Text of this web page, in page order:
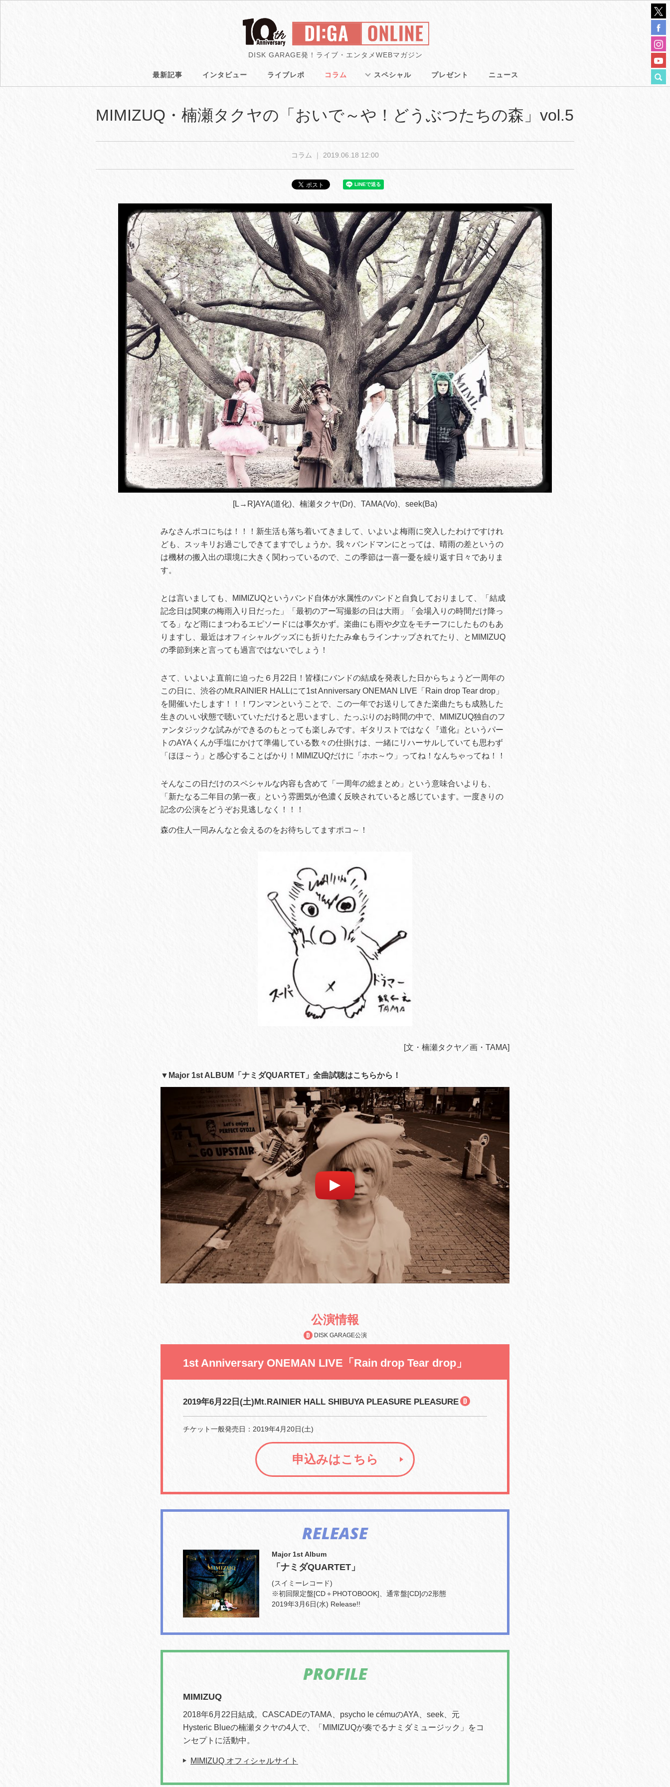
DISK GARAGE発！ライブ・エンタメWEBマガジン
最新記事 インタビュー ライブレポ コラム スペシャル プレゼント ニュース
MIMIZUQ・楠瀬タクヤの「おいで～や！どうぶつたちの森」vol.5
コラム ｜ 2019.06.18 12:00
[L→R]AYA(道化)、楠瀬タクヤ(Dr)、TAMA(Vo)、seek(Ba)
みなさんポコにちは！！！新生活も落ち着いてきまして、いよいよ梅雨に突入したわけですけれ
ども、スッキリお過ごしできてますでしょうか。我々バンドマンにとっては、晴雨の差というの
は機材の搬入出の環境に大きく関わっているので、この季節は一喜一憂を繰り返す日々でありま
す。
とは言いましても、MIMIZUQというバンド自体が水属性のバンドと自負しておりまして、「結成
記念日は関東の梅雨入り日だった」「最初のアー写撮影の日は大雨」「会場入りの時間だけ降っ
てる」など雨にまつわるエピソードには事欠かず。楽曲にも雨や夕立をモチーフにしたものもあ
りますし、最近はオフィシャルグッズにも折りたたみ傘もラインナップされてたり、とMIMIZUQ
の季節到来と言っても過言ではないでしょう！
さて、いよいよ直前に迫った６月22日！皆様にバンドの結成を発表した日からちょうど一周年の
この日に、渋谷のMt.RAINIER HALLにて1st Anniversary ONEMAN LIVE「Rain drop Tear drop」
を開催いたします！！！ワンマンということで、この一年でお送りしてきた楽曲たちも成熟した
生きのいい状態で聴いていただけると思いますし、たっぷりのお時間の中で、MIMIZUQ独自のフ
ァンタジックな試みができるのもとっても楽しみです。ギタリストではなく『道化』というパー
トのAYAくんが手塩にかけて準備している数々の仕掛けは、一緒にリハーサルしていても思わず
「ほほ～う」と感心することばかり！MIMIZUQだけに「ホホ～ウ」ってね！なんちゃってね！！
そんなこの日だけのスペシャルな内容も含めて「一周年の総まとめ」という意味合いよりも、
「新たなる二年目の第一夜」という雰囲気が色濃く反映されていると感じています。一度きりの
記念の公演をどうぞお見逃しなく！！！
森の住人一同みんなと会えるのをお待ちしてますポコ～！
[文・楠瀬タクヤ／画・TAMA]
▼Major 1st ALBUM「ナミダQUARTET」全曲試聴はこちらから！
公演情報
DISK GARAGE公演
1st Anniversary ONEMAN LIVE「Rain drop Tear drop」
2019年6月22日(土)Mt.RAINIER HALL SHIBUYA PLEASURE PLEASURE
チケット一般発売日：2019年4月20日(土)
申込みはこちら
RELEASE
Major 1st Album
「ナミダQUARTET」
(スイミーレコード)
※初回限定盤[CD＋PHOTOBOOK]、通常盤[CD]の2形態
2019年3月6日(水) Release!!
PROFILE
MIMIZUQ
2018年6月22日結成。CASCADEのTAMA、psycho le cémuのAYA、seek、元
Hysteric Blueの楠瀬タクヤの4人で、「MIMIZUQが奏でるナミダミュージック」をコ
ンセプトに活動中。
MIMIZUQ オフィシャルサイト